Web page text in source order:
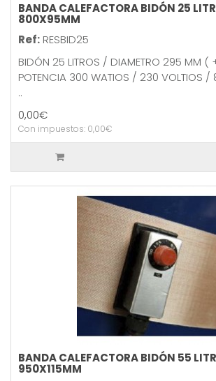
BANDA CALEFACTORA BIDÓN 25
800X95MM
Ref: RESBID25
BIDÓN 25 LITROS / DIAMETRO 295 MM
POTENCIA 300 WATIOS / 230 VOLTIOS
..
0,00€
Con impuestos: 0,00€
BANDA CALEFACTORA BIDÓN 55
950X115MM